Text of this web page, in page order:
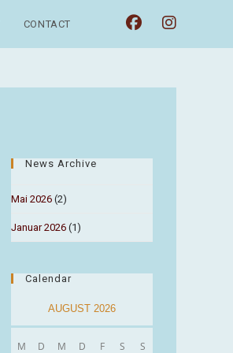
CONTACT
News Archive
Mai 2026 (2)
Januar 2026 (1)
Calendar
AUGUST 2026
M D M D F S S